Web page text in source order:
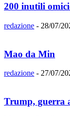
200 inutili
redazione - 28/07/
Mao da Min
redazione - 27/07/
Trump, guerra